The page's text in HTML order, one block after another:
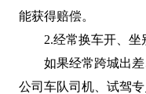
能获得赔偿。
2.经常换车开、
如果经常跨城出
公司车队司机、试驾